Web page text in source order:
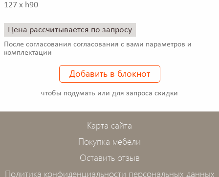
127 x h90
Цена рассчитывается по запросу
После согласования согласования с вами параметров и
комплектации
Добавить в блокнот
чтобы подумать или для запроса скидки
Карта сайта
Покупка мебели
Оставить отзыв
Политика конфиденциальности персональных данных